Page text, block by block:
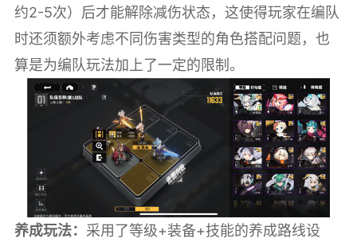
约2-5次）后才能解除减伤状态，这使得玩家在编队
时还须额外考虑不同伤害类型的角色搭配问题，也
算是为编队玩法加上了一定的限制。
养成玩法： 采用了等级+装备+技能的养成路线设